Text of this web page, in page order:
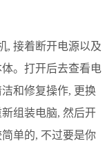
, 接着断开电源以及
。打开后去查看电
和修复操作, 更换
组装电脑, 然后开
单的, 不过要是你